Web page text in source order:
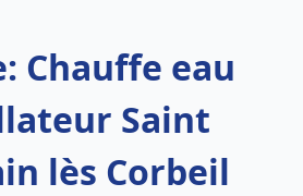
Chauffe eau
Saint
lès Corbeil